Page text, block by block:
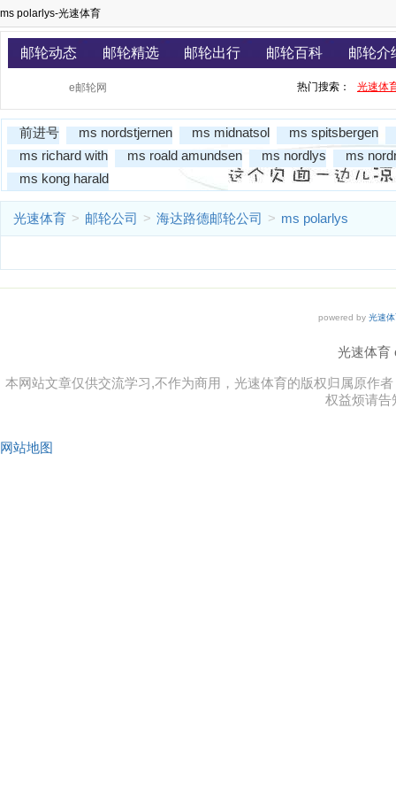
ms polarlys-光速体育
邮轮动态 邮轮精选 邮轮出行 邮轮百科 邮轮介
热门搜索： 光速体
前进号 ms nordstjernen ms midnatsol
ms spitsbergen
ms richard with
ms roald amundsen ms nordlys
ms
ms kong harald
光速体育 > 邮轮公司 > 海达路德邮轮公司 > ms polarlys
powered by 光速
光速体育
本网站文章仅供交流学习,不作为商用，光速体育的版权归属原作
权益烦请告
网站地图